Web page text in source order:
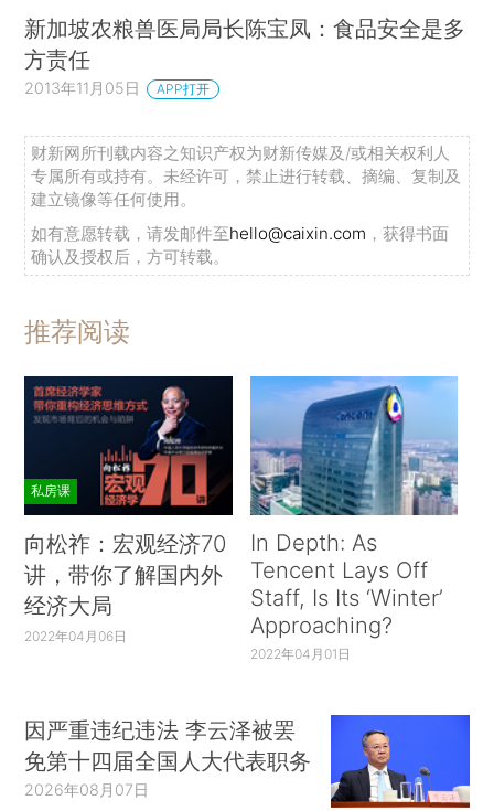
新加坡农粮兽医局局长陈宝凤：食品安全是多
方责任
2013年11月05日 APP打开
财新网所刊载内容之知识产权为财新传媒及/或相关权利人
专属所有或持有。未经许可，禁止进行转载、摘编、复制及
建立镜像等任何使用。
如有意愿转载，请发邮件至hello@caixin.com ，获得书面
确认及授权后，方可转载。
推荐阅读
私房课
向松祚：宏观经济70
讲，带你了解国内外
经济大局
2022年04月06日
In Depth: As
Tencent Lays Off
Staff, Is Its ‘Winter’
Approaching?
2022年04月01日
因严重违纪违法 李云泽被罢
免第十四届全国人大代表职务
2026年08月07日